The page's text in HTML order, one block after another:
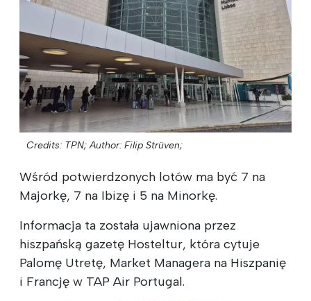
Credits: TPN; Author: Filip Strüven;
Wśród potwierdzonych lotów ma być 7 na
Majorkę, 7 na Ibizę i 5 na Minorkę.
Informacja ta została ujawniona przez
hiszpańską gazetę Hosteltur, która cytuje
Palomę Utretę, Market Managera na Hiszpanię
i Francję w TAP Air Portugal.